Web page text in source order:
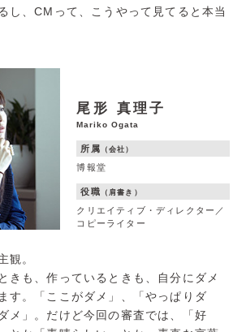
し、CMって、こうやって見てると本当
尾形 真理子
Mariko Ogata
所属 （会社）
博報堂
役職 （肩書き）
クリエイティブ・ディレクター／
コピーライター
観。
きも、作っているときも、自分にダメ
す。「ここがダメ」、「やっぱりダ
メ」。だけど今回の審査では、「好